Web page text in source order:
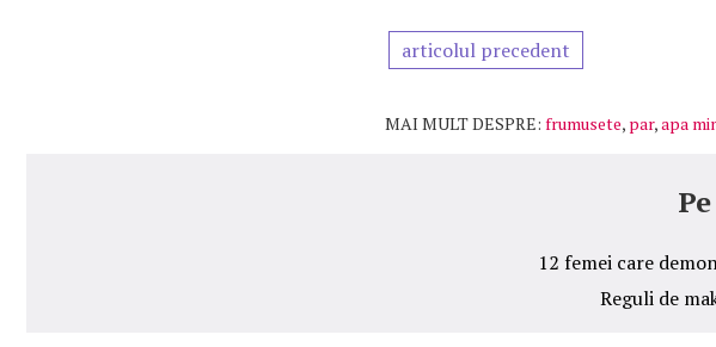
articolul precedent
MAI MULT DESPRE: frumusete, par,apa
12 femei care
Reguli de